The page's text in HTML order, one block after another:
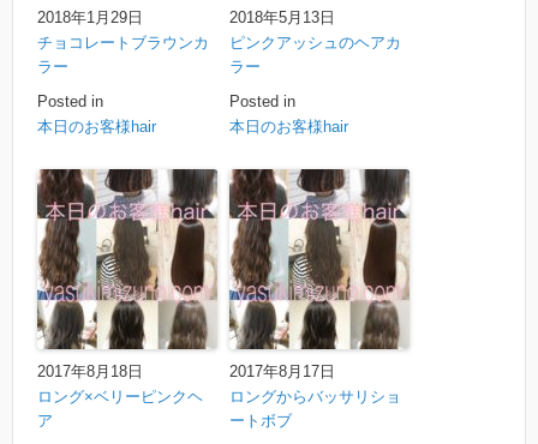
2018年1月29日
チョコレートブラウンカ
ラー
Posted in
本日のお客様hair
2018年5月13日
ピンクアッシュのヘアカ
ラー
Posted in
本日のお客様hair
2017年8月18日
ロング×ベリーピンクヘ
ア
2017年8月17日
ロングからバッサリショ
ートボブ